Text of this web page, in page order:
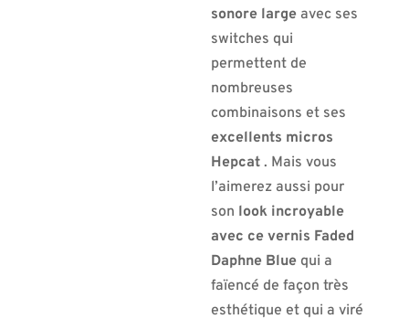
sonore large avec ses
switches qui
permettent de
nombreuses
combinaisons et ses
excellents micros
Hepcat. Mais vous
l’aimerez aussi pour
son look incroyable
avec ce vernis Faded
Daphne Blue qui a
faïencé de façon très
esthétique et qui a viré